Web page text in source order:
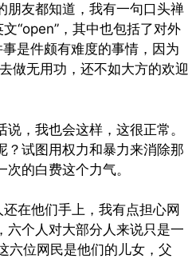
朋友都知道，我有一句口头禅
“open”，其中也包括了对外
是件颇有难度的事情，因为
做无用功，还不如大方的欢迎
，我也会这样，这很正常。
？试图用权力和暴力来消除那
的白费这个力气。
在他们手上，我有点担心网
六个人对大部分人来说只是一
六位网民是他们的儿女，父